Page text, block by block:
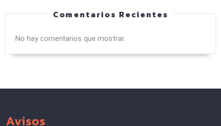
Comentarios Recientes
No hay comentarios que mostrar.
Avisos